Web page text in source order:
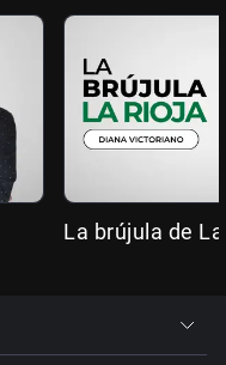
La brújula de